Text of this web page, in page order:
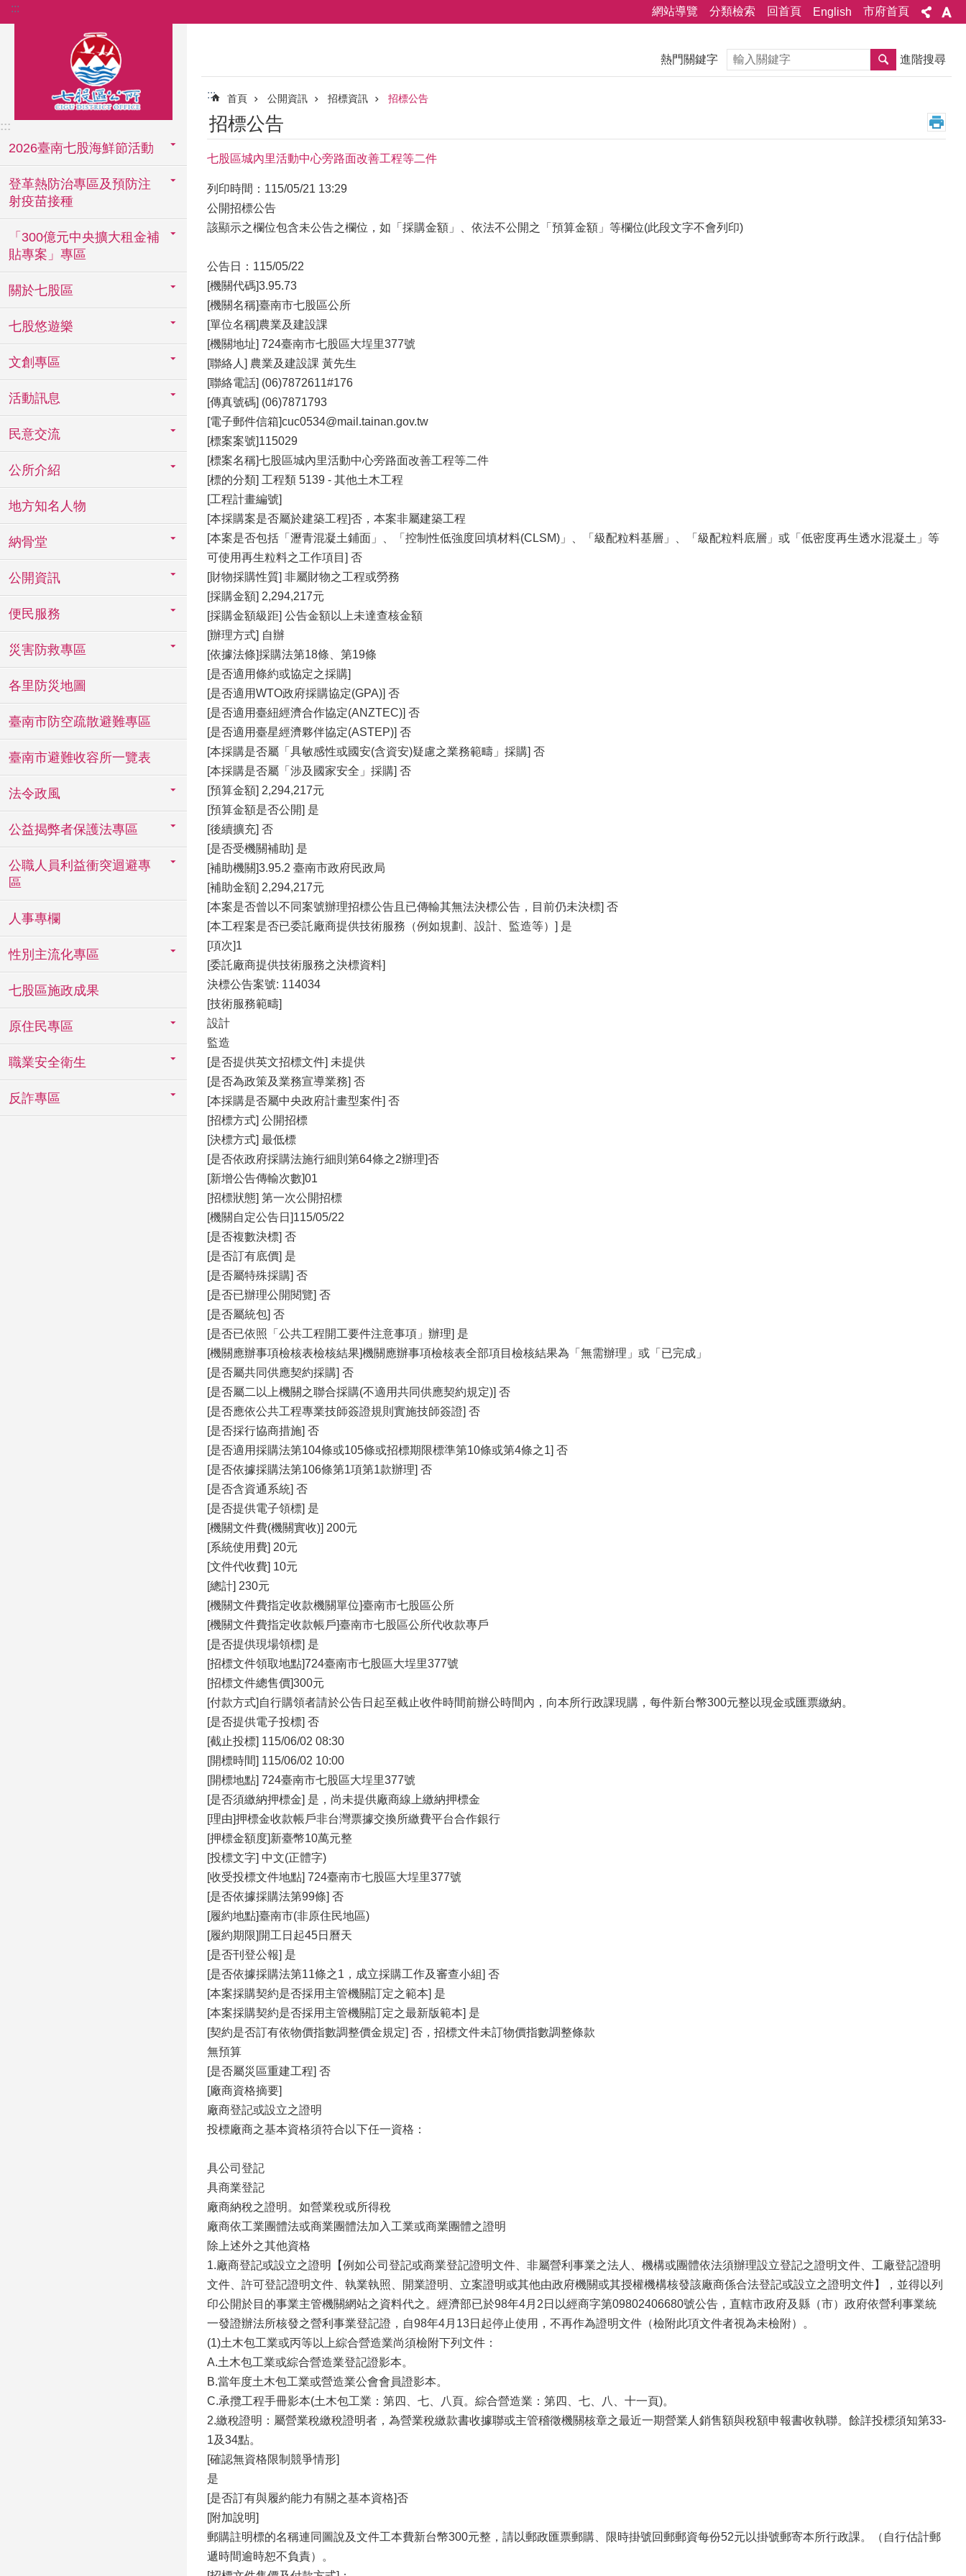
跳到主要內容區塊
::: 網站導覽 分類檢索 回首頁 English 市府首頁
:::
2026臺南七股海鮮節活動
登革熱防治專區及預防注
射疫苗接種
「300億元中央擴大租金補
貼專案」專區
關於七股區
七股悠遊樂
文創專區
活動訊息
民意交流
公所介紹
地方知名人物
納骨堂
公開資訊
便民服務
災害防救專區
各里防災地圖
臺南市防空疏散避難專區
臺南市避難收容所一覽表
法令政風
公益揭弊者保護法專區
公職人員利益衝突迴避專
區
人事專欄
性別主流化專區
七股區施政成果
原住民專區
職業安全衛生
反詐專區
熱門關鍵字 搜尋 進階搜尋
::: 首頁 公開資訊 招標資訊 招標公告
招標公告
七股區城內里活動中心旁路面改善工程等二件
列印時間：115/05/21 13:29
公開招標公告
該顯示之欄位包含未公告之欄位，如「採購金額」、依法不公開之「預算金額」等欄位(此段文字不會列印)
公告日：115/05/22
[機關代碼]3.95.73
[機關名稱]臺南市七股區公所
[單位名稱]農業及建設課
[機關地址] 724臺南市七股區大埕里377號
[聯絡人] 農業及建設課 黃先生
[聯絡電話] (06)7872611#176
[傳真號碼] (06)7871793
[電子郵件信箱]cuc0534@mail.tainan.gov.tw
[標案案號]115029
[標案名稱]七股區城內里活動中心旁路面改善工程等二件
[標的分類] 工程類 5139 - 其他土木工程
[工程計畫編號]
[本採購案是否屬於建築工程]否，本案非屬建築工程
[本案是否包括「瀝青混凝土鋪面」、「控制性低強度回填材料(CLSM)」、「級配粒料基層」、「級配粒料底層」或「低密度再生透水混凝土」等
可使用再生粒料之工作項目] 否
[財物採購性質] 非屬財物之工程或勞務
[採購金額] 2,294,217元
[採購金額級距] 公告金額以上未達查核金額
[辦理方式] 自辦
[依據法條]採購法第18條、第19條
[是否適用條約或協定之採購]
[是否適用WTO政府採購協定(GPA)] 否
[是否適用臺紐經濟合作協定(ANZTEC)] 否
[是否適用臺星經濟夥伴協定(ASTEP)] 否
[本採購是否屬「具敏感性或國安(含資安)疑慮之業務範疇」採購] 否
[本採購是否屬「涉及國家安全」採購] 否
[預算金額] 2,294,217元
[預算金額是否公開] 是
[後續擴充] 否
[是否受機關補助] 是
[補助機關]3.95.2 臺南市政府民政局
[補助金額] 2,294,217元
[本案是否曾以不同案號辦理招標公告且已傳輸其無法決標公告，目前仍未決標] 否
[本工程案是否已委託廠商提供技術服務（例如規劃、設計、監造等）] 是
[項次]1
[委託廠商提供技術服務之決標資料]
決標公告案號: 114034
[技術服務範疇]
設計
監造
[是否提供英文招標文件] 未提供
[是否為政策及業務宣導業務] 否
[本採購是否屬中央政府計畫型案件] 否
[招標方式] 公開招標
[決標方式] 最低標
[是否依政府採購法施行細則第64條之2辦理]否
[新增公告傳輸次數]01
[招標狀態] 第一次公開招標
[機關自定公告日]115/05/22
[是否複數決標] 否
[是否訂有底價] 是
[是否屬特殊採購] 否
[是否已辦理公開閱覽] 否
[是否屬統包] 否
[是否已依照「公共工程開工要件注意事項」辦理] 是
[機關應辦事項檢核表檢核結果]機關應辦事項檢核表全部項目檢核結果為「無需辦理」或「已完成」
[是否屬共同供應契約採購] 否
[是否屬二以上機關之聯合採購(不適用共同供應契約規定)] 否
[是否應依公共工程專業技師簽證規則實施技師簽證] 否
[是否採行協商措施] 否
[是否適用採購法第104條或105條或招標期限標準第10條或第4條之1] 否
[是否依據採購法第106條第1項第1款辦理] 否
[是否含資通系統] 否
[是否提供電子領標] 是
[機關文件費(機關實收)] 200元
[系統使用費] 20元
[文件代收費] 10元
[總計] 230元
[機關文件費指定收款機關單位]臺南市七股區公所
[機關文件費指定收款帳戶]臺南市七股區公所代收款專戶
[是否提供現場領標] 是
[招標文件領取地點]724臺南市七股區大埕里377號
[招標文件總售價]300元
[付款方式]自行購領者請於公告日起至截止收件時間前辦公時間內，向本所行政課現購，每件新台幣300元整以現金或匯票繳納。
[是否提供電子投標] 否
[截止投標] 115/06/02 08:30
[開標時間] 115/06/02 10:00
[開標地點] 724臺南市七股區大埕里377號
[是否須繳納押標金] 是，尚未提供廠商線上繳納押標金
[理由]押標金收款帳戶非台灣票據交換所繳費平台合作銀行
[押標金額度]新臺幣10萬元整
[投標文字] 中文(正體字)
[收受投標文件地點] 724臺南市七股區大埕里377號
[是否依據採購法第99條] 否
[履約地點]臺南市(非原住民地區)
[履約期限]開工日起45日曆天
[是否刊登公報] 是
[是否依據採購法第11條之1，成立採購工作及審查小組] 否
[本案採購契約是否採用主管機關訂定之範本] 是
[本案採購契約是否採用主管機關訂定之最新版範本] 是
[契約是否訂有依物價指數調整價金規定] 否，招標文件未訂物價指數調整條款
無預算
[是否屬災區重建工程] 否
[廠商資格摘要]
廠商登記或設立之證明
投標廠商之基本資格須符合以下任一資格：
具公司登記
具商業登記
廠商納稅之證明。如營業稅或所得稅
廠商依工業團體法或商業團體法加入工業或商業團體之證明
除上述外之其他資格
1.廠商登記或設立之證明【例如公司登記或商業登記證明文件、非屬營利事業之法人、機構或團體依法須辦理設立登記之證明文件、工廠登記證明
文件、許可登記證明文件、執業執照、開業證明、立案證明或其他由政府機關或其授權機構核發該廠商係合法登記或設立之證明文件】，並得以列
印公開於目的事業主管機關網站之資料代之。經濟部已於98年4月2日以經商字第09802406680號公告，直轄市政府及縣（市）政府依營利事業統
一發證辦法所核發之營利事業登記證，自98年4月13日起停止使用，不再作為證明文件（檢附此項文件者視為未檢附）。
(1)土木包工業或丙等以上綜合營造業尚須檢附下列文件：
A.土木包工業或綜合營造業登記證影本。
B.當年度土木包工業或營造業公會會員證影本。
C.承攬工程手冊影本(土木包工業：第四、七、八頁。綜合營造業：第四、七、八、十一頁)。
2.繳稅證明：屬營業稅繳稅證明者，為營業稅繳款書收據聯或主管稽徵機關核章之最近一期營業人銷售額與稅額申報書收執聯。餘詳投標須知第33-
1及34點。
[確認無資格限制競爭情形]
是
[是否訂有與履約能力有關之基本資格]否
[附加說明]
郵購註明標的名稱連同圖說及文件工本費新台幣300元整，請以郵政匯票郵購、限時掛號回郵郵資每份52元以掛號郵寄本所行政課。（自行估計郵
遞時間逾時恕不負責）。